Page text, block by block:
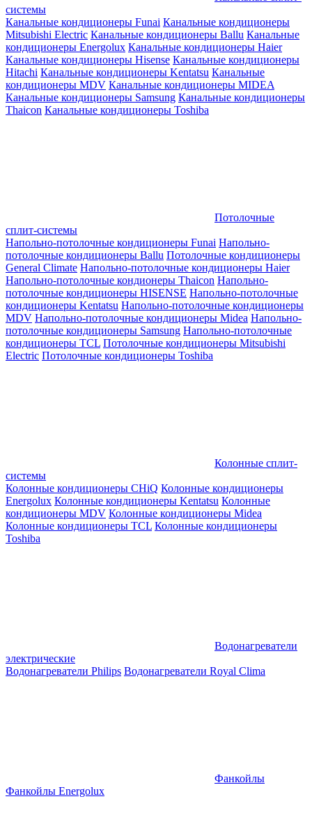
системы
Канальные кондиционеры Funai Канальные кондиционеры
Mitsubishi Electric Канальные кондиционеры Ballu Канальные
кондиционеры Energolux Канальные кондиционеры Haier
Канальные кондиционеры Hisense Канальные кондиционеры
Hitachi Канальные кондиционеры Kentatsu Канальные
кондиционеры MDV Канальные кондиционеры MIDEA
Канальные кондиционеры Samsung Канальные кондиционеры
Thaicon Канальные кондиционеры Toshiba
Потолочные
сплит-системы
Напольно-потолочные кондиционеры Funai Напольно-
потолочные кондиционеры Ballu Потолочные кондиционеры
General Climate Напольно-потолочные кондиционеры Haier
Напольно-потолочные кондионеры Thaicon Напольно-
потолочные кондиционеры HISENSE Напольно-потолочные
кондиционеры Kentatsu Напольно-потолочные кондиционеры
MDV Напольно-потолочные кондиционеры Midea Напольно-
потолочные кондиционеры Samsung Напольно-потолочные
кондиционеры TCL Потолочные кондиционеры Mitsubishi
Electric Потолочные кондиционеры Toshiba
Колонные сплит-
системы
Колонные кондиционеры CHiQ Колонные кондиционеры
Energolux Колонные кондиционеры Kentatsu Колонные
кондиционеры MDV Колонные кондиционеры Midea
Колонные кондиционеры TCL Колонные кондиционеры
Toshiba
Водонагреватели
электрические
Водонагреватели Philips Водонагреватели Royal Clima
Фанкойлы
Фанкойлы Energolux